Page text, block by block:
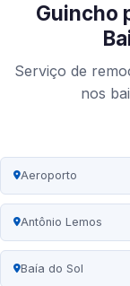
Guincho
Serviço de
nos
Aeroporto
Antônio Lemos
Baía do Sol